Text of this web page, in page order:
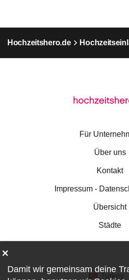
Hochzeitshero.de
Für
Über uns
Kontakt
Impressum -
Übersicht
Städte
Damit wir gemeinsam deine